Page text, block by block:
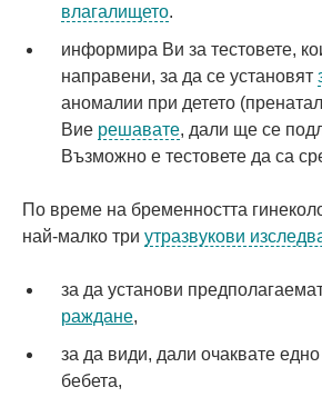
влагалището.
информира Ви за тестовете,
направени, за да се установят
аномалии при детето
Вие решавате, дали ще се
Възможно е тестовете да са
По време на бременността
най-малко три утразвукови
за да установи
раждане,
за да види, дали очаквате
бебета,